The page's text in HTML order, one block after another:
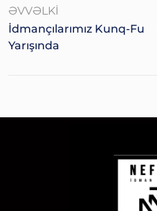
ƏVVƏLKI
İdmançılarımız Kunq-Fu
Yarışında